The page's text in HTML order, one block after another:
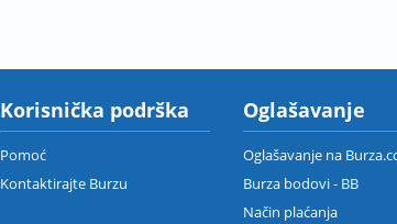
Korisnička podrška
Pomoć
Kontaktirajte Burzu
Oglašavanje
Oglašavanje na
Burza bodovi - BB
Način plaćanja